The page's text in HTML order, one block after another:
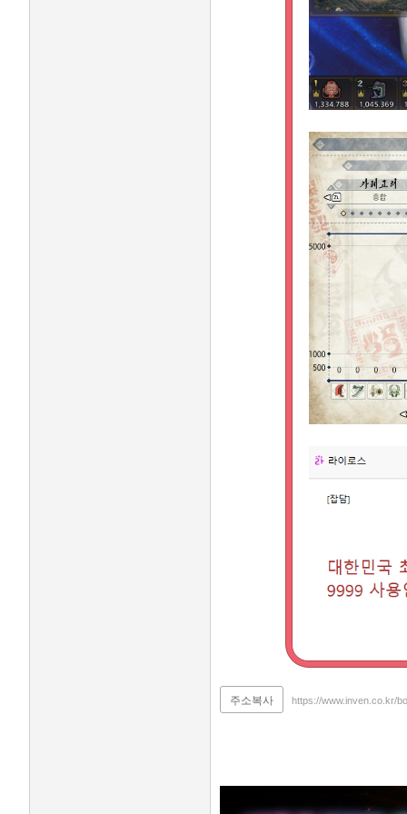
주소복사 https://www.inven.co.kr/